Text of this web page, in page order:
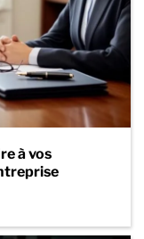
à vos